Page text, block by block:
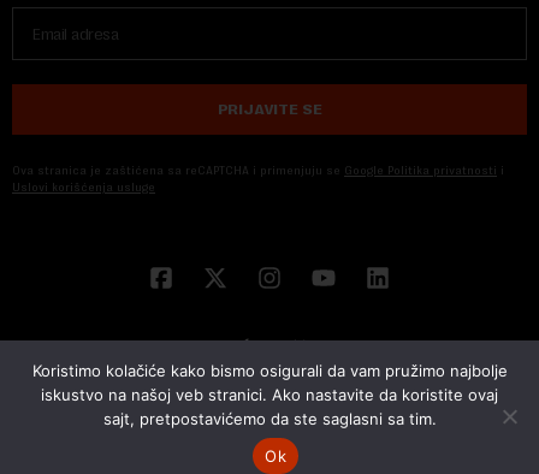
PRIJAVITE SE
Ova stranica je zaštićena sa reCAPTCHA i primenjuju se Google Politika privatnosti i
Uslovi korišćenja usluge
© 2026 NOVA EKONOMIJA | SVA PRAVA ZADŽANA | DEVELOPED BY
Koristimo kolačiće kako bismo osigurali da vam pružimo najbolje
iskustvo na našoj veb stranici. Ako nastavite da koristite ovaj
sajt, pretpostavićemo da ste saglasni sa tim.
Ok